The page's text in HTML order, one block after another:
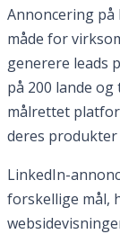
Annoncering
måde for
generere leads
på 200 lande
målrettet
deres
LinkedIn-
forskellige mål,